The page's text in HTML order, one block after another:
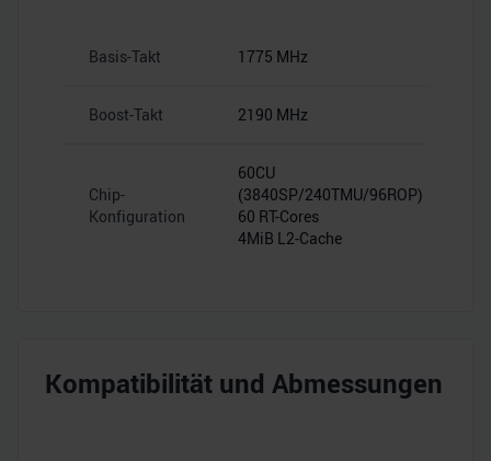
Basis-Takt 1775 MHz
Boost-Takt 2190 MHz
Chip-
Konfiguration
60CU
(3840SP/240TMU/96ROP)
60 RT-Cores
4MiB L2-Cache
Kompatibilität und Abmessungen